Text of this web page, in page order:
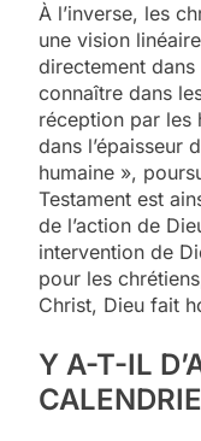
À l’inverse, les
une vision
directement dans
connaître dans
réception par les
dans l’épaisseur
humaine »,
Testament est
de l’action de
intervention de
pour les
Christ, Dieu fait
Y A-T-IL